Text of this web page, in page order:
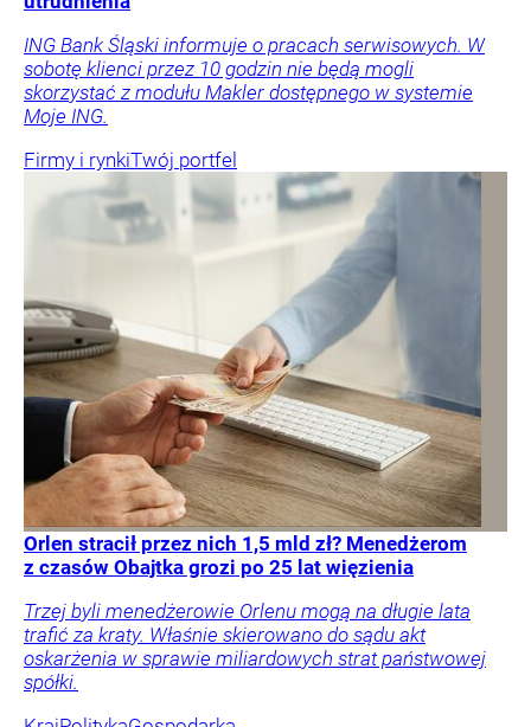
Pilny komunikat znanego banku. Klientów czekają
utrudnienia
ING Bank Śląski informuje o pracach serwisowych. W
sobotę klienci przez 10 godzin nie będą mogli
skorzystać z modułu Makler dostępnego w systemie
Moje ING.
Firmy i rynkiTwój portfel